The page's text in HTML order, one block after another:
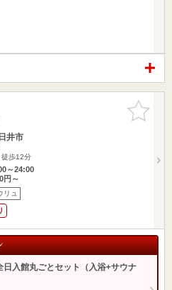
お気に入
りに追加
井市
徒歩12分
～24:00
円～
リュ
日入館丸ごとセット（入浴+サウナ